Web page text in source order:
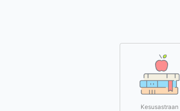
Kesusastraan